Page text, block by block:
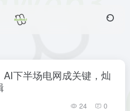
下半场电网成关键，灿
24 0